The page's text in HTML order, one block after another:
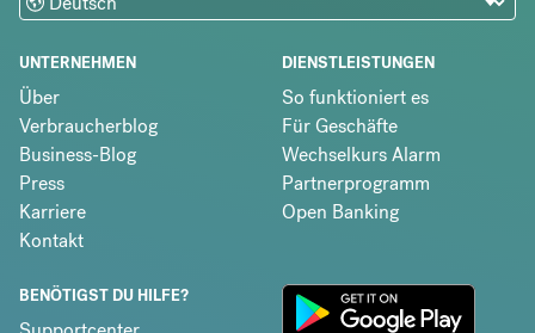
UNTERNEHMEN
Über
Verbraucherblog
Business-Blog
Press
Karriere
Kontakt
DIENSTLEISTUNGEN
So funktioniert es
Für Geschäfte
Wechselkurs Alarm
Partnerprogramm
Open Banking
BENÖTIGST DU HILFE?